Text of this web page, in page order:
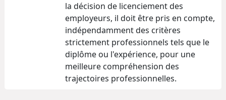
la décision de licenciement des
employeurs, il doit être pris en compte,
indépendamment des critères
strictement professionnels tels que le
diplôme ou l'expérience, pour une
meilleure compréhension des
trajectoires professionnelles.